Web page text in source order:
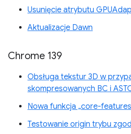
Usunięcie atrybutu
Aktualizacje Dawn
Chrome 139
Obsługa tekstur 3D w
skompresowanych BC i
Nowa funkcja „core-
Testowanie origin trybu